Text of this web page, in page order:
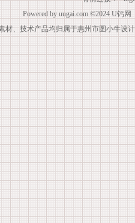
Powered by uugai.com ©2024 U钙网
材、技术产品均归属于惠州市图小牛设